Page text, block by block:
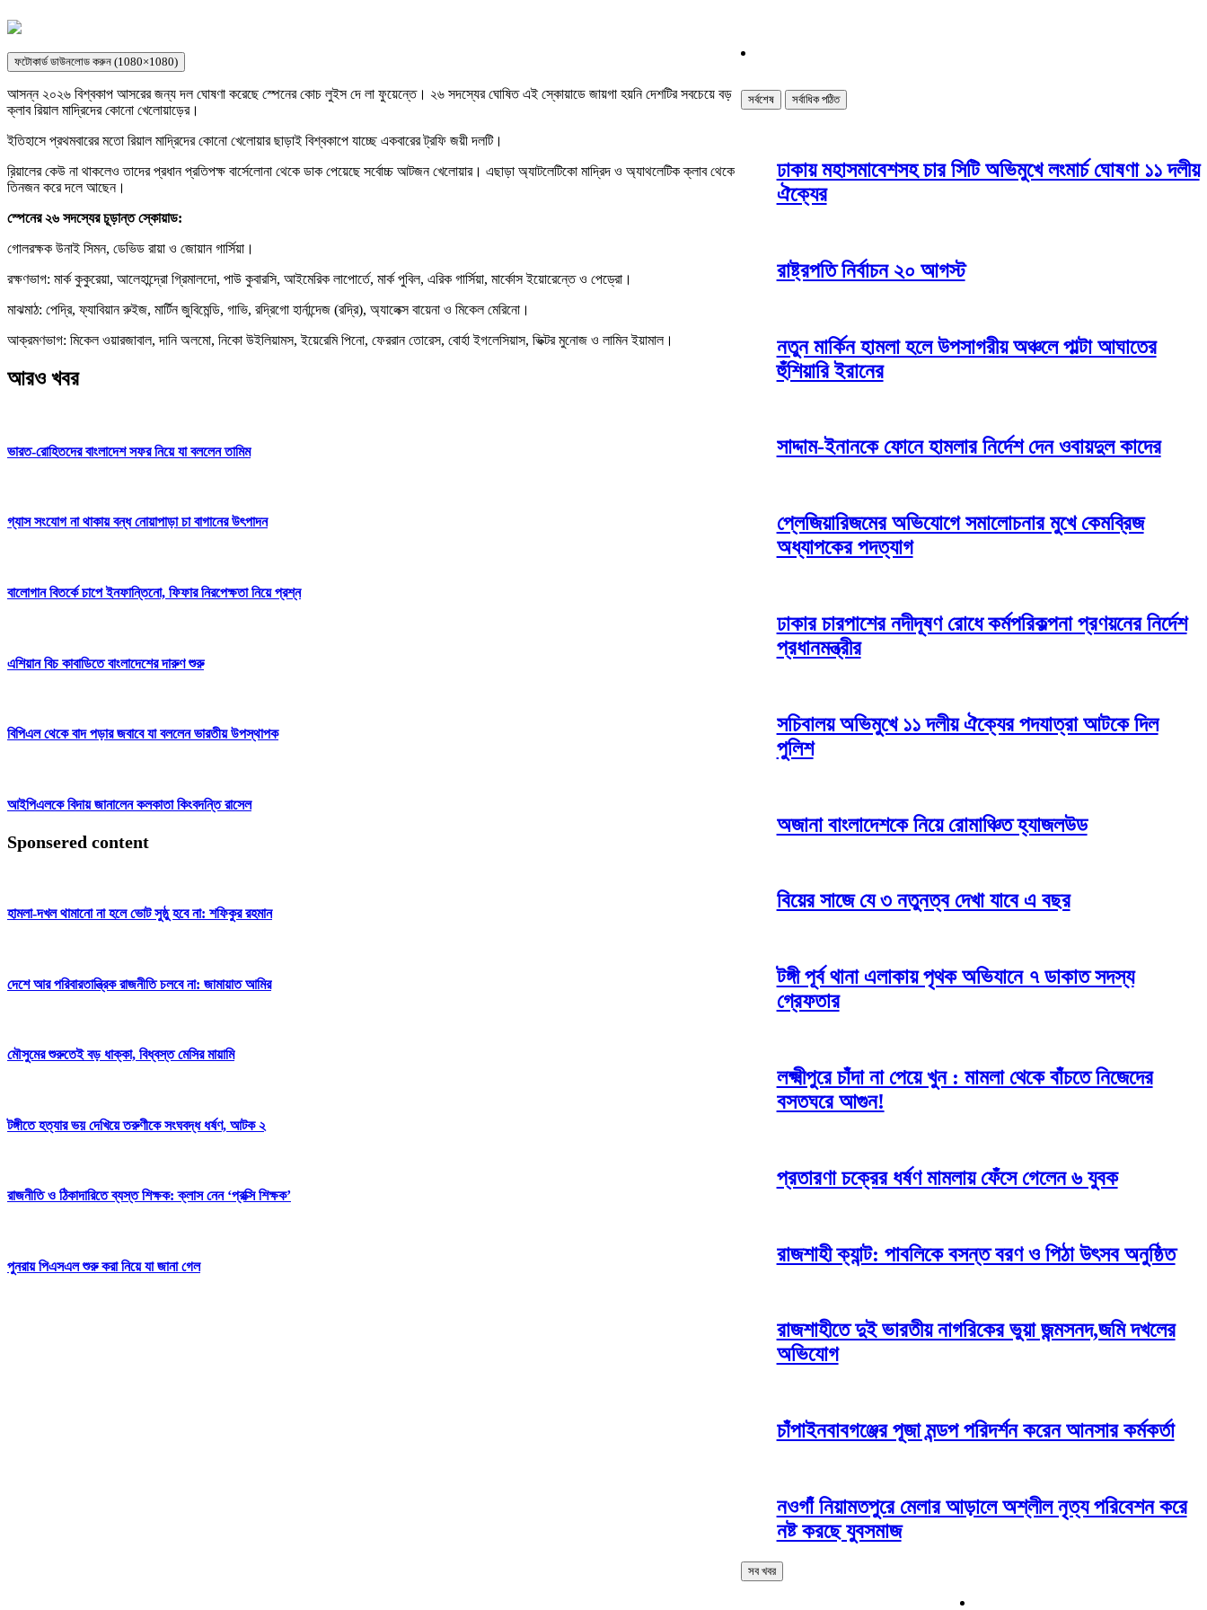
ফটোকার্ড ডাউনলোড করুন (1080×1080)
আসন্ন ২০২৬ বিশ্বকাপ আসরের জন্য দল ঘোষণা করেছে স্পেনের কোচ লুইস দে লা ফুয়েন্তে। ২৬ সদস্যের ঘোষিত এই স্কোয়াডে জায়গা হয়নি দেশটির সবচেয়ে বড়
ক্লাব রিয়াল মাদ্রিদের কোনো খেলোয়াড়ের।
ইতিহাসে প্রথমবারের মতো রিয়াল মাদ্রিদের কোনো খেলোয়ার ছাড়াই বিশ্বকাপে যাচ্ছে একবারের ট্রফি জয়ী দলটি।
র়িয়ালের কেউ না থাকলেও তাদের প্রধান প্রতিপক্ষ বার্সেলোনা থেকে ডাক পেয়েছে সর্বোচ্চ আটজন খেলোয়ার। এছাড়া অ্যাটলেটিকো মাদ্রিদ ও অ্যাথলেটিক ক্লাব থেকে
তিনজন করে দলে আছেন।
স্পেনের ২৬ সদস্যের চূড়ান্ত স্কোয়াড:
গোলরক্ষক উনাই সিমন, ডেভিড রায়া ও জোয়ান গার্সিয়া।
রক্ষণভাগ: মার্ক কুকুরেয়া, আলেহান্দ্রো গ্রিমালদো, পাউ কুবারসি, আইমেরিক লাপোর্তে, মার্ক পুবিল, এরিক গার্সিয়া, মার্কোস ইয়োরেন্তে ও পেড্রো।
মাঝমাঠ: পেদ্রি, ফ্যাবিয়ান রুইজ, মার্টিন জুবিমেন্ডি, গাভি, রদ্রিগো হার্নান্দেজ (রদ্রি), অ্যালেক্স বায়েনা ও মিকেল মেরিনো।
আক্রমণভাগ: মিকেল ওয়ারজাবাল, দানি অলমো, নিকো উইলিয়ামস, ইয়েরেমি পিনো, ফেররান তোরেস, বোর্হা ইগলেসিয়াস, ভিক্টর মুনোজ ও লামিন ইয়ামাল।
আরও খবর
ভারত-রোহিতদের বাংলাদেশ সফর নিয়ে যা বললেন তামিম
গ্যাস সংযোগ না থাকায় বন্ধ নোয়াপাড়া চা বাগানের উৎপাদন
বালোগান বিতর্কে চাপে ইনফান্তিনো, ফিফার নিরপেক্ষতা নিয়ে প্রশ্ন
এশিয়ান বিচ কাবাডিতে বাংলাদেশের দারুণ শুরু
বিপিএল থেকে বাদ পড়ার জবাবে যা বললেন ভারতীয় উপস্থাপক
আইপিএলকে বিদায় জানালেন কলকাতা কিংবদন্তি রাসেল
Sponsered content
হামলা-দখল থামানো না হলে ভোট সুষ্ঠু হবে না: শফিকুর রহমান
দেশে আর পরিবারতান্ত্রিক রাজনীতি চলবে না: জামায়াত আমির
মৌসুমের শুরুতেই বড় ধাক্কা, বিধ্বস্ত মেসির মায়ামি
টঙ্গীতে হত্যার ভয় দেখিয়ে তরুণীকে সংঘবদ্ধ ধর্ষণ, আটক ২
রাজনীতি ও ঠিকাদারিতে ব্যস্ত শিক্ষক: ক্লাস নেন ‘প্রক্সি শিক্ষক’
পুনরায় পিএসএল শুরু করা নিয়ে যা জানা গেল
সর্বশেষ সর্বাধিক পঠিত
ঢাকায় মহাসমাবেশসহ চার সিটি অভিমুখে লংমার্চ ঘোষণা ১১ দলীয়
ঐক্যের
রাষ্ট্রপতি নির্বাচন ২০ আগস্ট
নতুন মার্কিন হামলা হলে উপসাগরীয় অঞ্চলে পাল্টা আঘাতের
হুঁশিয়ারি ইরানের
সাদ্দাম-ইনানকে ফোনে হামলার নির্দেশ দেন ওবায়দুল কাদের
প্লেজিয়ারিজমের অভিযোগে সমালোচনার মুখে কেমব্রিজ
অধ্যাপকের পদত্যাগ
ঢাকার চারপাশের নদীদূষণ রোধে কর্মপরিকল্পনা প্রণয়নের নির্দেশ
প্রধানমন্ত্রীর
সচিবালয় অভিমুখে ১১ দলীয় ঐক্যের পদযাত্রা আটকে দিল
পুলিশ
অজানা বাংলাদেশকে নিয়ে রোমাঞ্চিত হ্যাজলউড
বিয়ের সাজে যে ৩ নতুনত্ব দেখা যাবে এ বছর
টঙ্গী পূর্ব থানা এলাকায় পৃথক অভিযানে ৭ ডাকাত সদস্য
গ্রেফতার
লক্ষ্মীপুরে চাঁদা না পেয়ে খুন : মামলা থেকে বাঁচতে নিজেদের
বসতঘরে আগুন!
প্রতারণা চক্রের ধর্ষণ মামলায় ফেঁসে গেলেন ৬ যুবক
রাজশাহী ক্যান্ট: পাবলিকে বসন্ত বরণ ও পিঠা উৎসব অনুষ্ঠিত
রাজশাহীতে দুই ভারতীয় নাগরিকের ভুয়া জন্মসনদ,জমি দখলের
অভিযোগ
চাঁপাইনবাবগঞ্জের পূজা মন্ডপ পরিদর্শন করেন আনসার কর্মকর্তা
নওগাঁ নিয়ামতপুরে মেলার আড়ালে অশ্লীল নৃত্য পরিবেশন করে
নষ্ট করছে যুবসমাজ
সব খবর